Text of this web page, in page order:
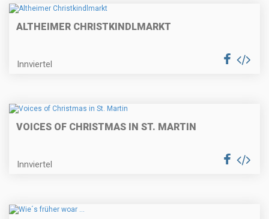
ALTHEIMER CHRISTKINDLMARKT
Innviertel
VOICES OF CHRISTMAS IN ST. MARTIN
Innviertel